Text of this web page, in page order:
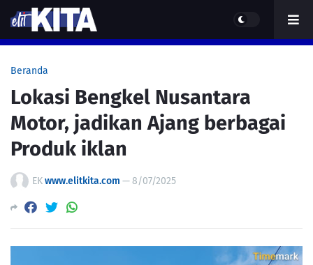
Beranda
Lokasi Bengkel Nusantara
Motor, jadikan Ajang berbagai
Produk iklan
EKwww.elitkita.com —8/07/2025